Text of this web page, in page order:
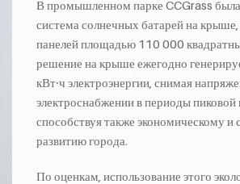
В промышленном парке CCGrass была
система солнечных батарей на
панелей площадью 110 000
решение на крыше ежегодно
кВт∙ч электроэнергии, снимая
электроснабжении в периоды пиковой
способствуя также экономическому и
развитию города.
По оценкам, использование этого